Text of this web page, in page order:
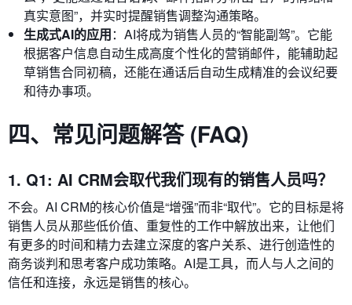
真实意图”，并实时提醒销售调整沟通策略。
生成式AI的应用：AI将成为销售人员的“智能副驾”。它能
根据客户信息自动生成高度个性化的营销邮件，能辅助起
草销售合同初稿，还能在通话后自动生成精准的会议纪要
和待办事项。
四、常见问题解答 (FAQ)
1. Q1: AI CRM会取代我们现有的销售人员吗？
不会。AI CRM的核心价值是“增强”而非“取代”。它的目标是将
销售人员从那些低价值、重复性的工作中解放出来，让他们
有更多的时间和精力去建立深度的客户关系、进行创造性的
商务谈判和思考客户成功策略。AI是工具，而人与人之间的
信任和连接，永远是销售的核心。